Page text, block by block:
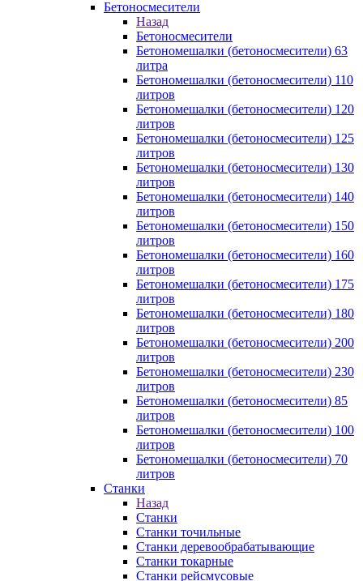
Бетоносмесители
Назад
Бетоносмесители
Бетономешалки (бетоносмесители) 63
литра
Бетономешалки (бетоносмесители) 110
литров
Бетономешалки (бетоносмесители) 120
литров
Бетономешалки (бетоносмесители) 125
литров
Бетономешалки (бетоносмесители) 130
литров
Бетономешалки (бетоносмесители) 140
литров
Бетономешалки (бетоносмесители) 150
литров
Бетономешалки (бетоносмесители) 160
литров
Бетономешалки (бетоносмесители) 175
литров
Бетономешалки (бетоносмесители) 180
литров
Бетономешалки (бетоносмесители) 200
литров
Бетономешалки (бетоносмесители) 230
литров
Бетономешалки (бетоносмесители) 85
литров
Бетономешалки (бетоносмесители) 100
литров
Бетономешалки (бетоносмесители) 70
литров
Станки
Назад
Станки
Станки точильные
Станки деревообрабатывающие
Станки токарные
Станки рейсмусовые